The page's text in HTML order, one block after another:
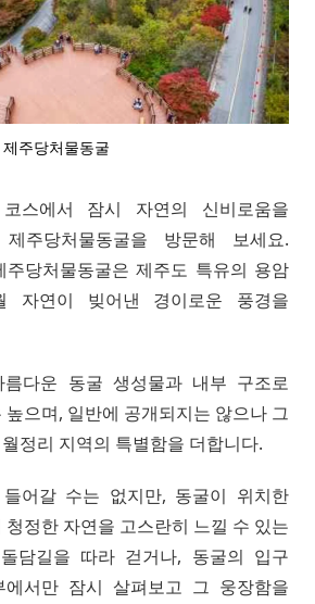
주당처물동굴
스에서 잠시 자연의 신비로움을
주당처물동굴을 방문해 보세요.
주당처물동굴은 제주도 특유의 용암
자연이 빚어낸 경이로운 풍경을
다운 동굴 생성물과 내부 구조로
으며, 일반에 공개되지는 않으나 그
정리 지역의 특별함을 더합니다.
어갈 수는 없지만, 동굴이 위치한
정한 자연을 고스란히 느낄 수 있는
담길을 따라 걷거나, 동굴의 입구
서만 잠시 살펴보고 그 웅장함을